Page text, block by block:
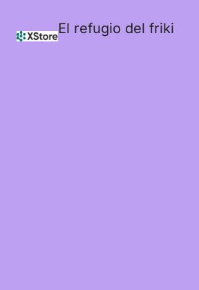
El refugio del friki